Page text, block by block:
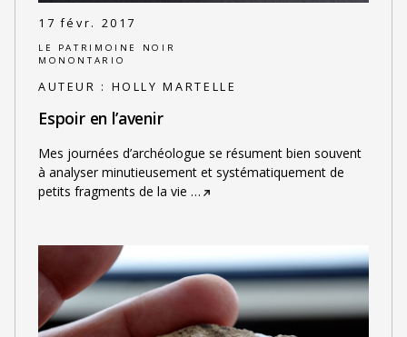
17 févr. 2017
LE PATRIMOINE NOIR
MONONTARIO
AUTEUR : HOLLY MARTELLE
Espoir en l’avenir
Mes journées d’archéologue se résument bien souvent
à analyser minutieusement et systématiquement de
petits fragments de la vie …